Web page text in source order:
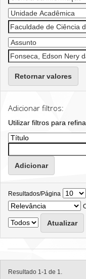
Retornar valores
Adicionar filtros:
Utilizar filtros para
Resultados/Página
Resultado 1-1 de 1.